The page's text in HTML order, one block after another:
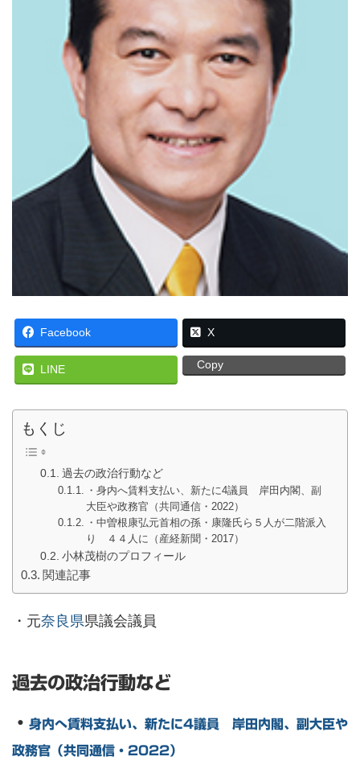
Facebook X
LINE Copy
もくじ
過去の政治行動など
・身内へ賃料支払い、新たに4議員 岸田内閣、副
大臣や政務官（共同通信・2022）
・中曽根康弘元首相の孫・康隆氏ら５人が二階派入
り ４４人に（産経新聞・2017）
小林茂樹のプロフィール
関連記事
・元奈良県県議会議員
過去の政治行動など
・ 身内へ賃料支払い、新たに4議員 岸田内閣、副大臣や
政務官（共同通信・2022）